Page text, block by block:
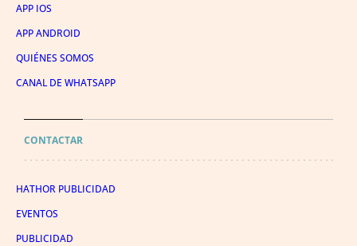
APP IOS
APP ANDROID
QUIÉNES SOMOS
CANAL DE WHATSAPP
CONTACTAR
HATHOR PUBLICIDAD
EVENTOS
PUBLICIDAD